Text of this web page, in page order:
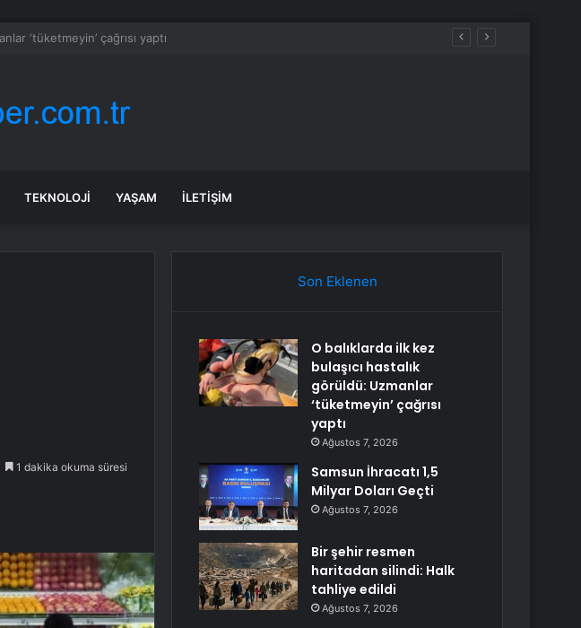
TEKNOLOJI YAŞAM İLETIŞIM
1 dakika okuma süresi
Son Eklenen
O balıklarda ilk kez
bulaşıcı hastalık
görüldü: Uzmanlar
‘tüketmeyin’ çağrısı
yaptı
Ağustos 7, 2026
Samsun İhracatı 1,5
Milyar Doları Geçti
Ağustos 7, 2026
Bir şehir resmen
haritadan silindi: Halk
tahliye edildi
Ağustos 7, 2026